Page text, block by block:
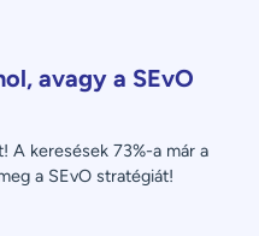
avagy a SEvO
A keresések 73%-a már a
a SEvO stratégiát!